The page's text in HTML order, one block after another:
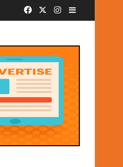
FacebookInstagram
Barra lateral